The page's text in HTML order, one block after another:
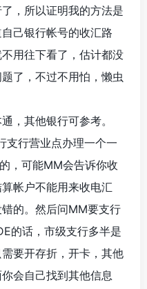
，所以证明我的方法是
己银行帐号的收汇路
用往下看了，估计都没
了，不过不用怕，懒虫
，其他银行可参考。
支行营业点办理一个一
，可能MM会告诉你收
帐户不能用来收电汇
的。然后问MM要支行
的话，市级支行多半是
要开存折，开卡，其他
会自己找到其他信息